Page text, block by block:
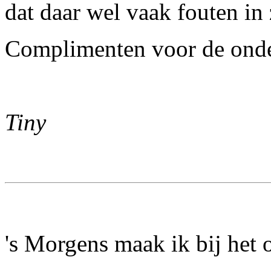
dat daar wel vaak fouten
Complimenten voor de
Tiny
's Morgens maak ik bij het